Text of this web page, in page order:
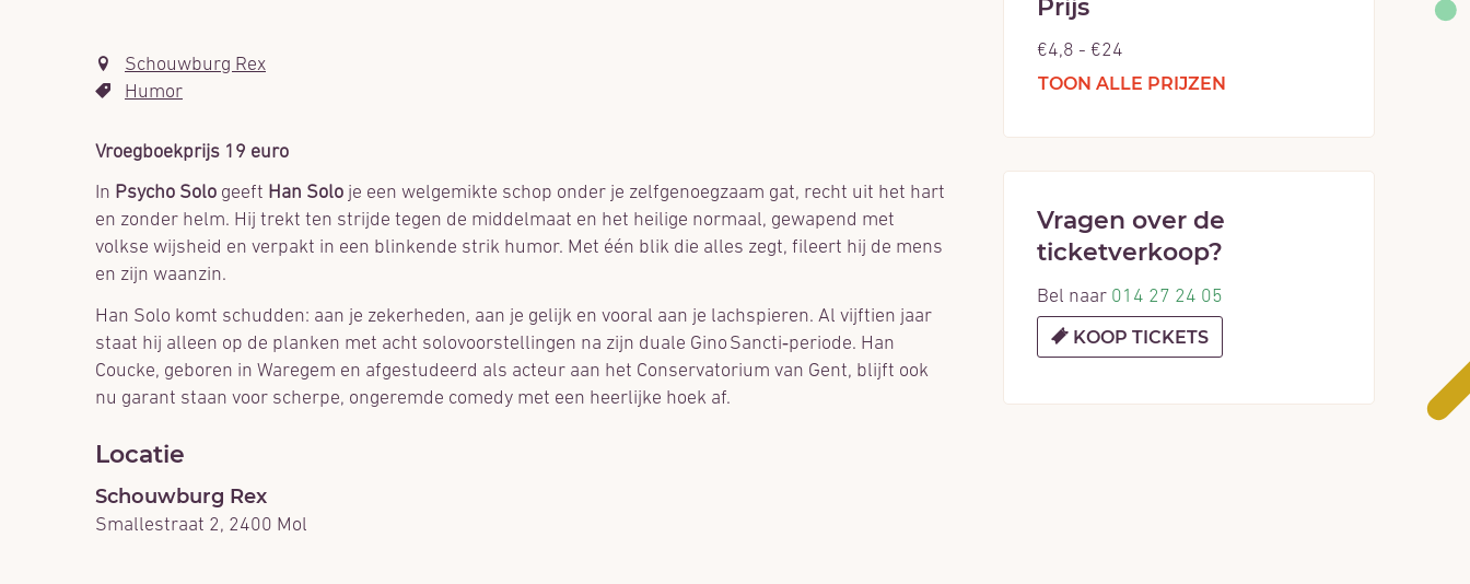
Schouwburg Rex
Humor
Vroegboekprijs 19 euro
In Psycho Solo geeft Han Solo je een welgemikte schop onder je zelfgenoegzaam gat, recht uit het hart
en zonder helm. Hij trekt ten strijde tegen de middelmaat en het heilige normaal, gewapend met
volkse wijsheid en verpakt in een blinkende strik humor. Met één blik die alles zegt, fileert hij de mens
en zijn waanzin.
Han Solo komt schudden: aan je zekerheden, aan je gelijk en vooral aan je lachspieren. Al vijftien jaar
staat hij alleen op de planken met acht solovoorstellingen na zijn duale Gino Sancti‑periode. Han
Coucke, geboren in Waregem en afgestudeerd als acteur aan het Conservatorium van Gent, blijft ook
nu garant staan voor scherpe, ongeremde comedy met een heerlijke hoek af.
Locatie
Schouwburg Rex
Smallestraat 2, 2400 Mol
Prijs
€4,8 - €24
TOON ALLE PRIJZEN
Vragen over de
ticketverkoop?
Bel naar 014 27 24 05
KOOP TICKETS